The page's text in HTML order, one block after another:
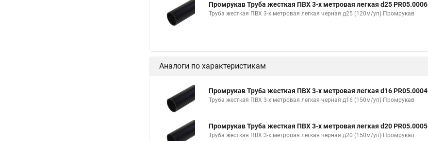
Промрукав Труба жесткая ПВХ 3-х метровая легкая d25 PR05.0006
Труба жесткая ПВХ 3-х метровая легкая черная д25 (120м/уп) Промрукав
Аналоги по характеристикам
Промрукав Труба жесткая ПВХ 3-х метровая легкая d16 PR05.0004
Труба жесткая ПВХ 3-х метровая легкая черная д16 (150м/уп) Промрукав
Промрукав Труба жесткая ПВХ 3-х метровая легкая d20 PR05.0005
Труба жесткая ПВХ 3-х метровая легкая черная д20 (150м/уп) Промрукав